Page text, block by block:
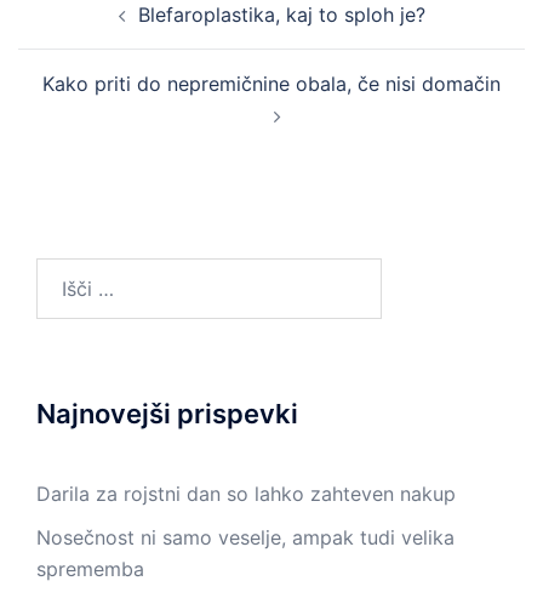
navigationBlefaroplastika, kaj to sploh je?
Kako priti do nepremičnine obala, če nisi domačin
Najnovejši prispevki
Darila za rojstni dan so lahko zahteven nakup
Nosečnost ni samo veselje, ampak tudi velika
sprememba